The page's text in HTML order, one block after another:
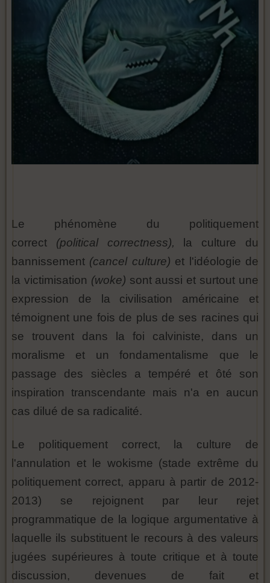
Le phénomène du politiquement
correct (political correctness), la culture du
bannissement (cancel culture) et l'idéologie de
la victimisation (woke) sont aussi et surtout une
expression de la civilisation américaine et
témoignent une fois de plus de ses racines qui
se trouvent dans la foi calviniste, dans un
moralisme et un fondamentalisme que le
passage des siècles a tempéré et ôté son
inspiration transcendante mais n'a en aucun
cas dilué de sa radicalité.
Le politiquement correct, la culture de
l'annulation et le wokisme (stade extrême du
politiquement correct, apparu à partir de 2012-
2013) se rejoignent par leur rejet
programmatique de la logique argumentative à
laquelle ils substituent le recours à des valeurs
jugées supérieures à toute critique et à toute
discussion, devenues de fait et